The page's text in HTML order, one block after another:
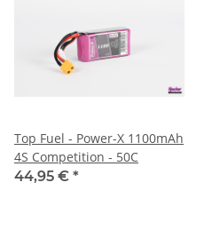
Top Fuel - Power-X 1100mAh
4S Competition - 50C
44,95 € *